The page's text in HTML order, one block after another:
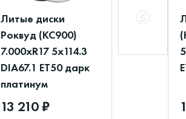
Литые диски
Роквуд (КС900)
7.000xR17 5x114.3
DIA67.1 ET50 дарк
платинум
13 210 ₽